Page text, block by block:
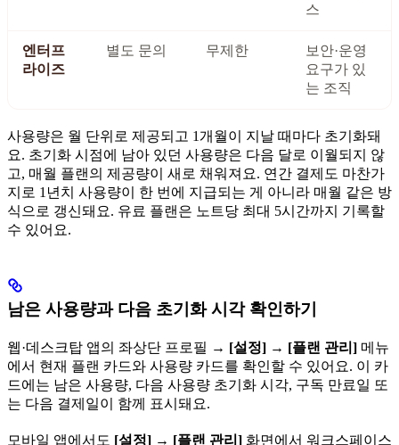
스
엔터프
라이즈
별도 문의 무제한
보안·운영
요구가 있
는 조직
사용량은 월 단위로 제공되고 1개월이 지날 때마다 초기화돼
요. 초기화 시점에 남아 있던 사용량은 다음 달로 이월되지 않
고, 매월 플랜의 제공량이 새로 채워져요. 연간 결제도 마찬가
지로 1년치 사용량이 한 번에 지급되는 게 아니라 매월 같은 방
식으로 갱신돼요. 유료 플랜은 노트당 최대 5시간까지 기록할
수 있어요.
남은 사용량과 다음 초기화 시각 확인하기
웹·데스크탑 앱의 좌상단 프로필 → [설정] → [플랜 관리] 메뉴
에서 현재 플랜 카드와 사용량 카드를 확인할 수 있어요. 이 카
드에는 남은 사용량, 다음 사용량 초기화 시각, 구독 만료일 또
는 다음 결제일이 함께 표시돼요.
모바일 앱에서도 [설정] → [플랜 관리] 화면에서 워크스페이스